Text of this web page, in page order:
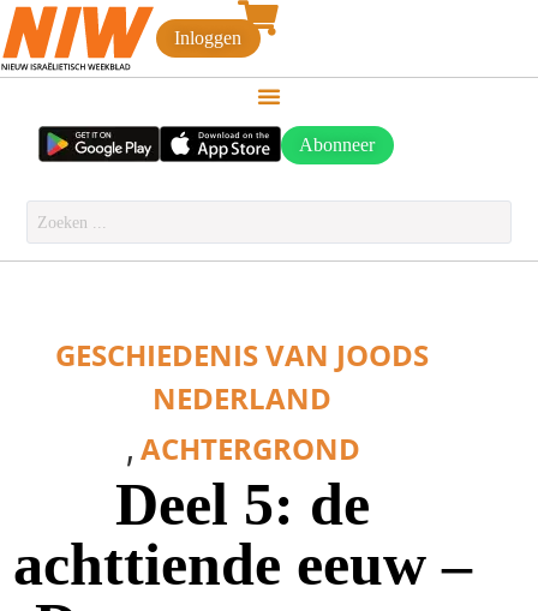
Inloggen
Abonneer
GESCHIEDENIS VAN JOODS
NEDERLAND
, ACHTERGROND
Deel 5: de
achttiende eeuw –